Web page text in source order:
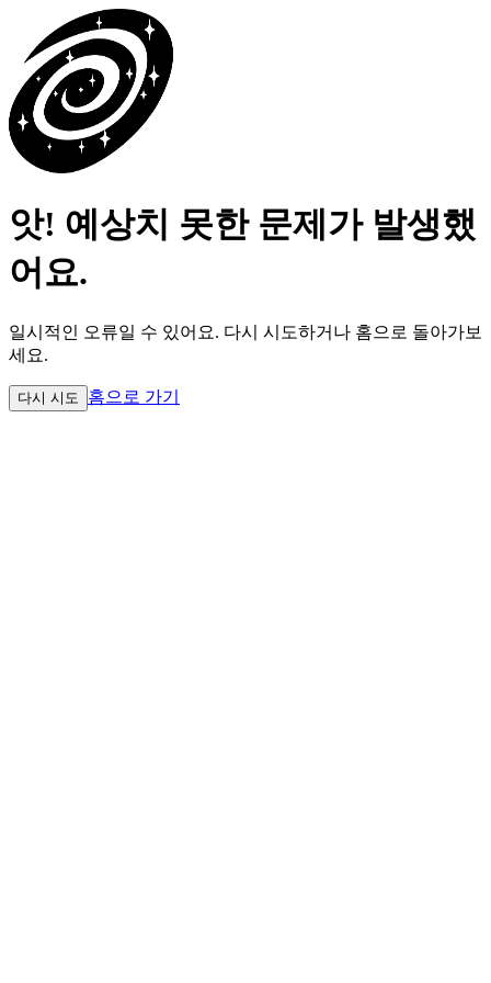
앗! 예상치 못한 문제가 발생했
어요.
일시적인 오류일 수 있어요. 다시 시도하거나 홈으로 돌아가보
세요.
다시 시도 홈으로 가기